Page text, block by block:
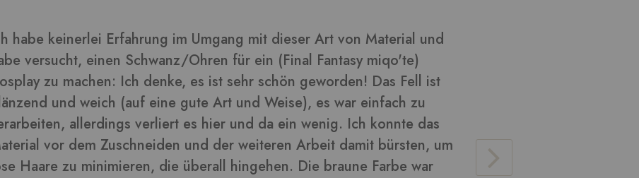
sich gut und die Blätter daraus sehen toll aus ????
in dieser Rezension
-Kunden